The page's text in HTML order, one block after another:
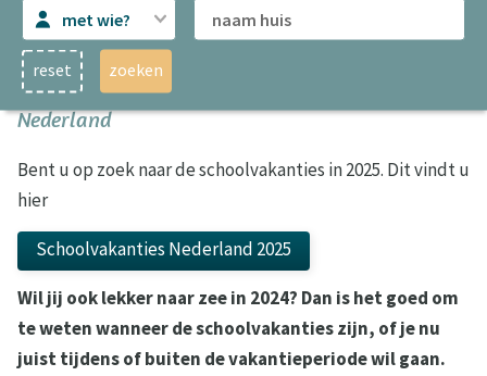
met wie?
zoeken
reset
Naar zee in 2024: de schoolvakanties in
Nederland
Bent u op zoek naar de schoolvakanties in 2025. Dit vindt u
hier
Schoolvakanties Nederland 2025
Wil jij ook lekker naar zee in 2024? Dan is het goed om
te weten wanneer de schoolvakanties zijn, of je nu
juist tijdens of buiten de vakantieperiode wil gaan.